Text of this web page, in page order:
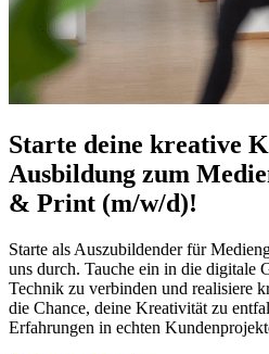
Starte deine kreative
Ausbildung zum
& Print (m/w/d)!
Starte als Auszubildender für
uns durch. Tauche ein in die digitale
Technik zu verbinden und realisiere
die Chance, deine Kreativität zu
Erfahrungen in echten